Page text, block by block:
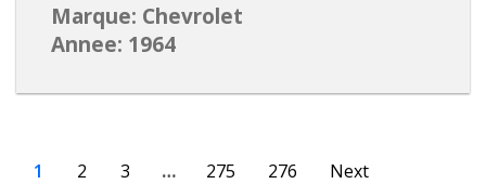
Marque: Chevrolet
Annee: 1964
1 2 3 … 275 276 Next